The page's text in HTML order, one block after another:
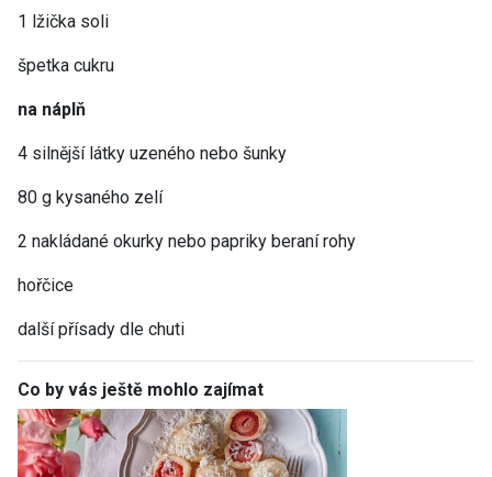
1 lžička soli
špetka cukru
na náplň
4 silnější látky uzeného nebo šunky
80 g kysaného zelí
2 nakládané okurky nebo papriky beraní rohy
hořčice
další přísady dle chuti
Co by vás ještě mohlo zajímat